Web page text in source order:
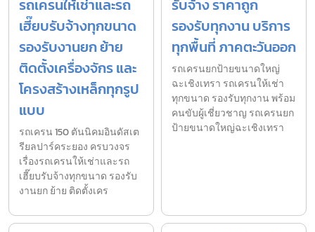
รถเครนให้เช่าและรถ
เฮี๊ยบรับจ้างทุกขนาด
รองรับงานยก ย้าย
ติดตั้งเครื่องจักร และ
โครงสร้างเหล็กทุกรูป
แบบ
รถเครน 150 ตันนิคมอินดัสเต
รียลปาร์คระยอง ครบวงจร
เรื่องรถเครนให้เช่าและรถ
เฮี๊ยบรับจ้างทุกขนาด รองรับ
งานยก ย้าย ติดตั้งเคร
รับจ้าง ราคาถูก
รองรับทุกงาน บริการ
ทุกพื้นที่ ภาคตะวันออก
รถเครนยกป้ายขนาดใหญ่
ฉะเชิงเทรา รถเครนให้เช่า
ทุกขนาด รองรับทุกงาน พร้อม
คนขับผู้เชี่ยวชาญ รถเครนยก
ป้ายขนาดใหญ่ฉะเชิงเทรา